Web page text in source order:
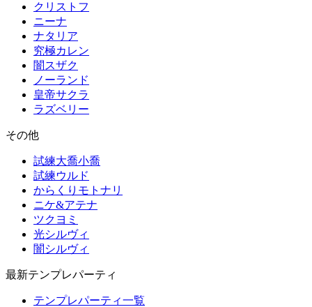
クリストフ
ニーナ
ナタリア
究極カレン
闇スザク
ノーランド
皇帝サクラ
ラズベリー
その他
試練大喬小喬
試練ウルド
からくりモトナリ
ニケ&アテナ
ツクヨミ
光シルヴィ
闇シルヴィ
最新テンプレパーティ
テンプレパーティ一覧